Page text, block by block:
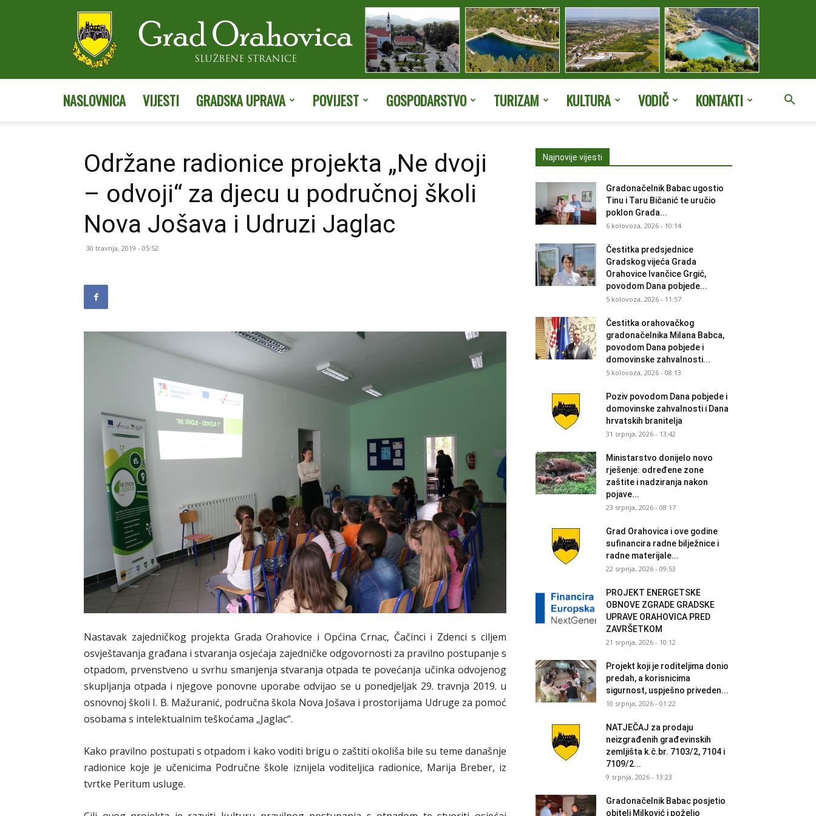
stranice
NASLOVNICA VIJESTI GRADSKA UPRAVA POVIJEST GOSPODARSTVO TURIZAM KULTURA VODIČ KONTAKTI
Održane radionice projekta „Ne dvoji
– odvoji“ za djecu u područnoj školi
Nova Jošava i Udruzi Jaglac
30 travnja, 2019 - 05:52
Nastavak zajedničkog projekta Grada Orahovice i Općina Crnac, Čačinci i Zdenci s ciljem
osvještavanja građana i stvaranja osjećaja zajedničke odgovornosti za pravilno postupanje s
otpadom, prvenstveno u svrhu smanjenja stvaranja otpada te povećanja učinka odvojenog
skupljanja otpada i njegove ponovne uporabe odvijao se u ponedjeljak 29. travnja 2019. u
osnovnoj školi I. B. Mažuranić, područna škola Nova Jošava i prostorijama Udruge za pomoć
osobama s intelektualnim teškoćama „Jaglac“.
Kako pravilno postupati s otpadom i kako voditi brigu o zaštiti okoliša bile su teme današnje
radionice koje je učenicima Područne škole iznijela voditeljica radionice, Marija Breber, iz
tvrtke Peritum usluge.
Najnovije vijesti
Gradonačelnik Babac ugostio
Tinu i Taru Bičanić te uručio
poklon Grada...
6 kolovoza, 2026 - 10:14
Čestitka predsjednice
Gradskog vijeća Grada
Orahovice Ivančice Grgić,
povodom Dana pobjede...
5 kolovoza, 2026 - 11:57
Čestitka orahovačkog
gradonačelnika Milana Babca,
povodom Dana pobjede i
domovinske zahvalnosti...
5 kolovoza, 2026 - 08:13
Poziv povodom Dana pobjede i
domovinske zahvalnosti i Dana
hrvatskih branitelja
31 srpnja, 2026 - 13:42
Ministarstvo donijelo novo
rješenje: određene zone
zaštite i nadziranja nakon
pojave...
23 srpnja, 2026 - 08:17
Grad Orahovica i ove godine
sufinancira radne bilježnice i
radne materijale...
22 srpnja, 2026 - 09:53
PROJEKT ENERGETSKE
OBNOVE ZGRADE GRADSKE
UPRAVE ORAHOVICA PRED
ZAVRŠETKOM
21 srpnja, 2026 - 10:12
Projekt koji je roditeljima donio
predah, a korisnicima
sigurnost, uspješno priveden...
10 srpnja, 2026 - 01:22
NATJEČAJ za prodaju
neizgrađenih građevinskih
zemljišta k.č.br. 7103/2, 7104 i
7109/2...
9 srpnja, 2026 - 13:23
Gradonačelnik Babac posjetio
obitelj Milković i poželio